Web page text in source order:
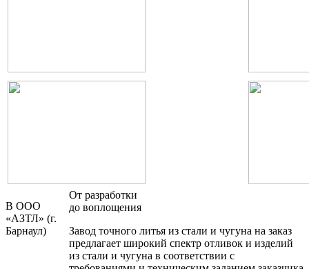
От разработки
до воплощения
Завод точного литья из стали и чугуна на заказ
предлагает широкий спектр отливок и изделий
из стали и чугуна в соответствии с
В ООО
«АЗТЛ» (г.
Барнаул)